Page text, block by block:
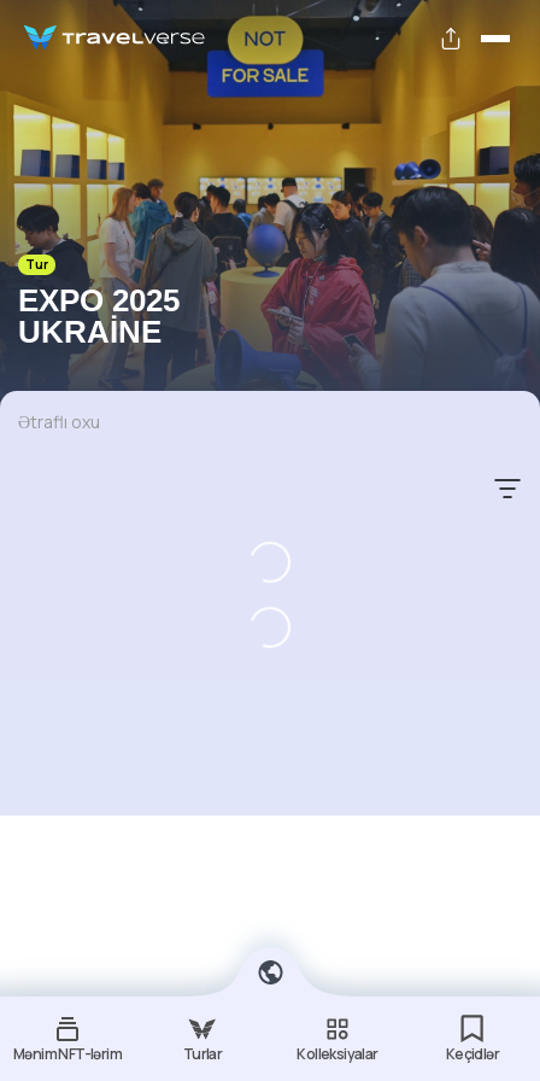
Tur
EXPO 2025
UKRAINE
Ətraflı oxu
Mənim NFT-lərim Turlar Kolleksiyalar Keçidlər